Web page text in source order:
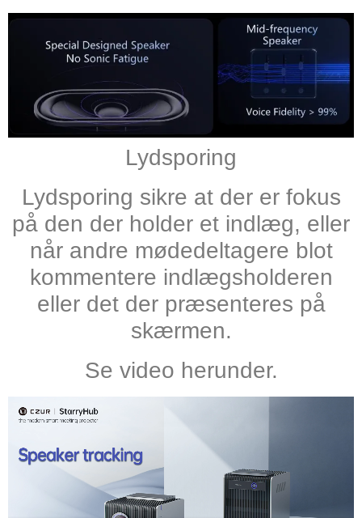
Lydsporing
Lydsporing sikre at der er fokus
på den der holder et indlæg, eller
når andre mødedeltagere blot
kommentere indlægsholderen
eller det der præsenteres på
skærmen.
Se video herunder.